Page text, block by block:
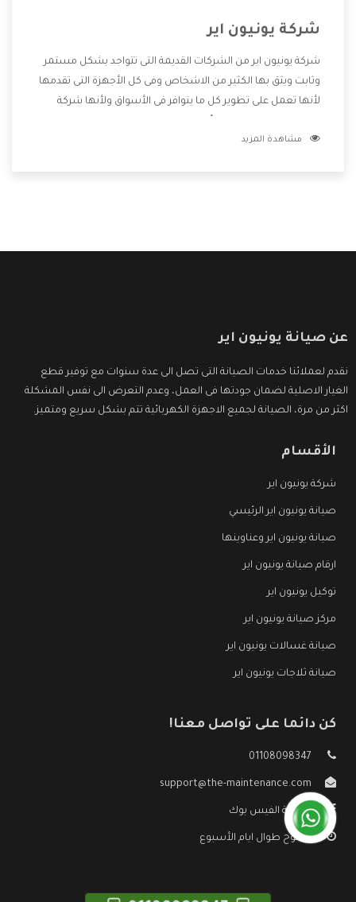
شركة يونيون اير
شركة يونيون اير من الشركات القديمة التى تتواجد بشكل مستمر
وثابت ويثق بها الكثير من الاشخاص وفى كل الأجهزة التى تقدمها
لأنها تعمل على تطوير كل ما يتوافر فى الأسواق ولأنها شركة
وتقدم للعملاء أقوى العروض والخصومات التى تسهل على
مشاهدة المزيد
عن صيانة يونيون اير
نقدم لعملائنا خدمات الصيانة التى تصل الى عدة سنوات مع توفير قطع
الغيار الاصلية لضمان جودتها فى العمل، وعدم التعرض الى نفس المشكلة
اكثر من مرة، الصيانة لجميع الاجهزة الكهربائية تتم بشكل سريع ومتميز.
الأقسام
شركة يونيون اير
صيانة يونيون اير الرئيسي
صيانة يونيون اير وعناوينها
ارقام صيانة يونيون اير
توكيل يونيون اير
مركز صيانة يونيون اير
صيانة غسالات يونيون اير
صيانة ثلاجات يونيون اير
كن دائما على تواصل معنا!
01108098347
support@the-maintenance.com
صفحة الفيس بوك
مفتوح طوال ايام الأسبوع